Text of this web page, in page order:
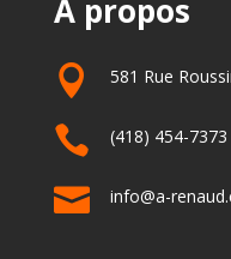
À propos
 581 Rue
 (418) 454-7373
 info@a-